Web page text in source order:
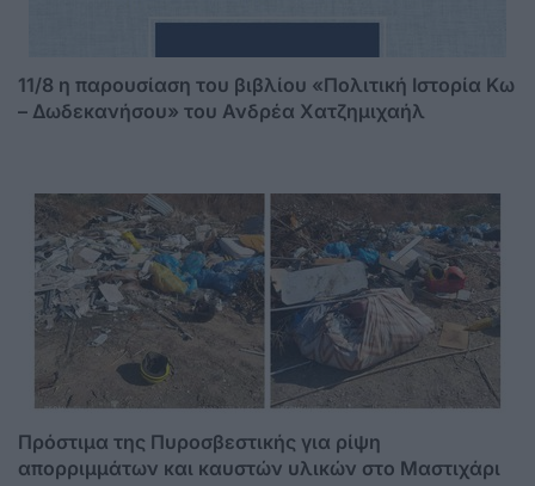
11/8 η παρουσίαση του βιβλίου «Πολιτική Ιστορία Κω
– Δωδεκανήσου» του Ανδρέα Χατζημιχαήλ
Πρόστιμα της Πυροσβεστικής για ρίψη
απορριμμάτων και καυστών υλικών στο Μαστιχάρι